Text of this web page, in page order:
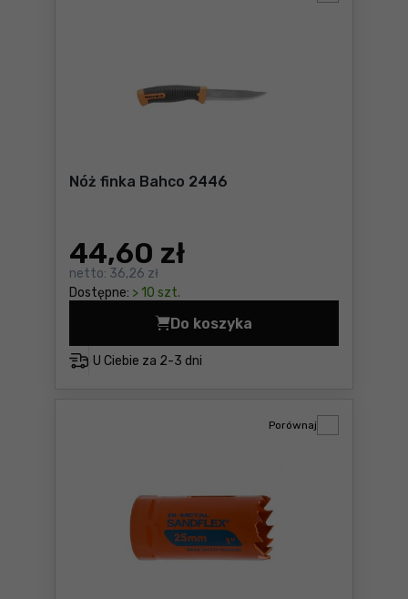
Nóż finka Bahco 2446
44,60 zł
netto: 36,26 zł
Dostępne: > 10 szt.
U Ciebie za 2-3 dni
Do koszyka
Nóż finka Bahco 2446
Porównaj